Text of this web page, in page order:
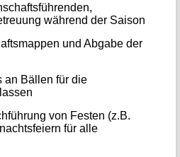
während der Saison
und Abgabe der
an Bällen für die
von Festen (z.B.
für alle